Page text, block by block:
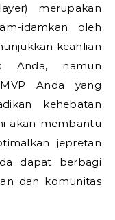
merupakan
idamkan oleh
keahlian
Anda, namun
Anda yang
kehebatan
akan membantu
jepretan
dapat berbagi
dan komunitas